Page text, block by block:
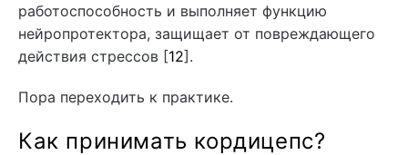
работоспособность и выполняет функцию
нейропротектора, защищает от повреждающего
действия стрессов [12].
Пора переходить к практике.
Как принимать кордицепс?